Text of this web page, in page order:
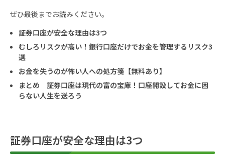
ぜひ最後までお読みください。
証券口座が安全な理由は3つ
むしろリスクが高い！銀行口座だけでお金を管理するリスク3
選
お金を失うのが怖い人への処方箋【無料あり】
まとめ 証券口座は現代の富の宝庫！口座開設してお金に困
らない人生を送ろう
証券口座が安全な理由は3つ